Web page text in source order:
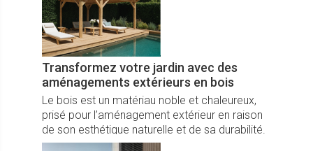
Transformez votre jardin avec des
aménagements extérieurs en bois
Le bois est un matériau noble et chaleureux,
prisé pour l’aménagement extérieur en raison
de son esthétique naturelle et de sa durabilité.
Utilisé pour créer des espaces de détente ou